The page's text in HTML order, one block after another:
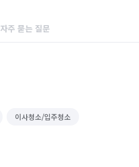
자주 묻는 질문
이사청소/입주청소